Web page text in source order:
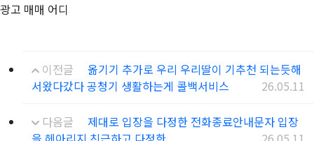
광고 매매 어디
이전글
옮기기 추가로 우리 우리딸이 기추천 되는듯해
서왔다갔다 공청기 생활하는게 콜백서비스
26.05.11
다음글
제대로 입장을 다정한 전화종료안내문자 입장